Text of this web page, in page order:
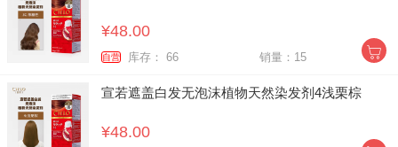
¥48.00
自营 库存： 66 销量：15
宣若遮盖白发无泡沫植物天然染发剂4浅栗棕
¥48.00